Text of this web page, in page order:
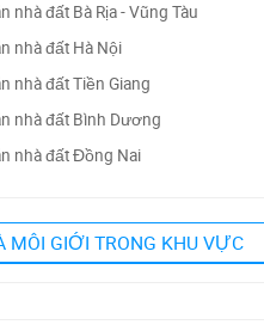
nhà đất Bà Rịa - Vũng Tàu
nhà đất Hà Nội
nhà đất Tiền Giang
nhà đất Bình Dương
nhà đất Đồng Nai
MÔI GIỚI TRONG KHU VỰC